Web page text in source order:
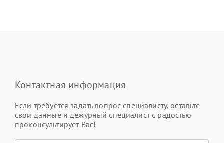
Контактная информация
Если требуется задать вопрос специалисту, оставьте
свои данные и дежурный специалист с радостью
проконсультирует Вас!